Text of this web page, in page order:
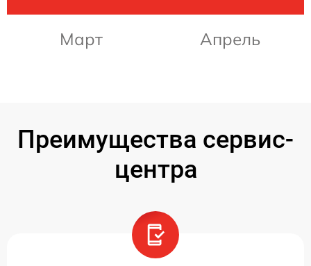
Март Апрель
Преимущества сервис-
центра